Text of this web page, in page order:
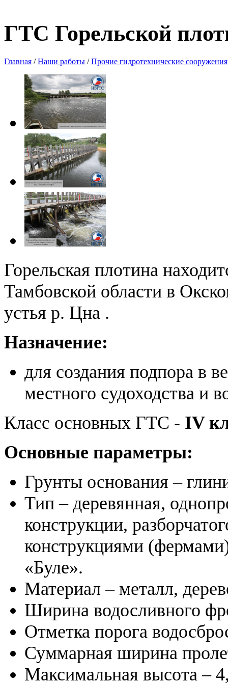
ГТС Горельской
Главная / Наши работы / Прочие гидротехнические сооружения
Горельская плотина
Тамбовской области в
устья р. Цна .
Назначение:
для создания подпора в
местного судоходства и
Класс основных ГТС - IV
Основные параметры:
Грунты основания –
Тип – деревянная,
конструкции,
конструкциями
«Буле».
Материал – металл,
Ширина водосливного
Отметка порога
Суммарная ширина
Максимальная высота –